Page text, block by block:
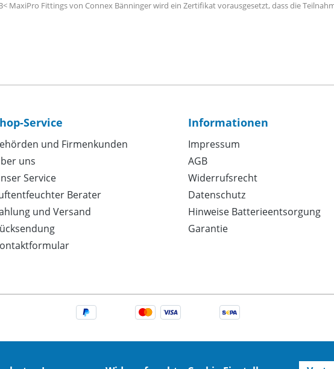
MaxiPro Fittings von Connex Bänninger wird ein Zertifikat vorausgesetzt, dass die
Service
und Firmenkunden
uns
Service
Berater
und Versand
Informationen
Impressum
AGB
Widerrufsrecht
Datenschutz
Hinweise Batterieentsorgung
Garantie